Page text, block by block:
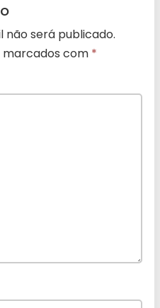
não será publicado.
marcados com *